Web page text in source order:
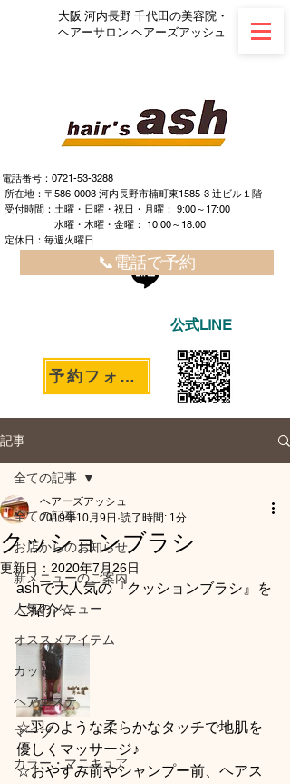
大阪 河内長野 千代田の美容院・
ヘアーサロン ヘアーズアッシュ
電話番号：0721-53-3288
所在地：〒586-0003 河内長野市楠町東1585-3 辻ビル１階
​ ​受付時間：土曜・日曜・祝日・月曜： 9:00～17:00
水曜・木曜・金曜： 10:00～18:00
定休日：毎週火曜日
📞電話で予約
公式LINE
予約フォームへ
記事
全ての記事
お店からのお知らせ
新メニューのご案内
人気のメニュー
オススメアイテム
カット
ヘアエステ
マーブ
カラー・マニキュア
全ての記事
クッションブラシ
ヘアーズアッシュ
2019年10月9日 読了時間: 1分
更新日： 2020年7月26日
ashで大人気の『クッションブラシ』を
ご紹介☆
☆羽のような柔らかなタッチで地肌を
優しくマッサージ♪
☆おやすみ前やシャンプー前、ヘアス